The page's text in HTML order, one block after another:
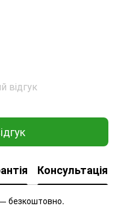
відгук
Консультація
безкоштовно.